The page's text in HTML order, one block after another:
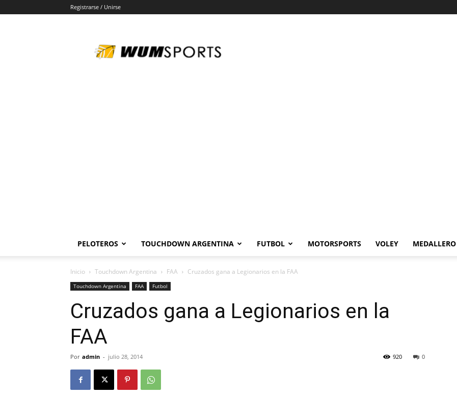
Registrarse / Unirse
PELOTEROS TOUCHDOWN ARGENTINA FUTBOL MOTORSPORTS VOLEY MEDALLERO
Inicio Touchdown Argentina FAA Cruzados gana a Legionarios en la FAA
Touchdown Argentina FAA Futbol
Cruzados gana a Legionarios en la
FAA
Por admin - julio 28, 2014 0
920